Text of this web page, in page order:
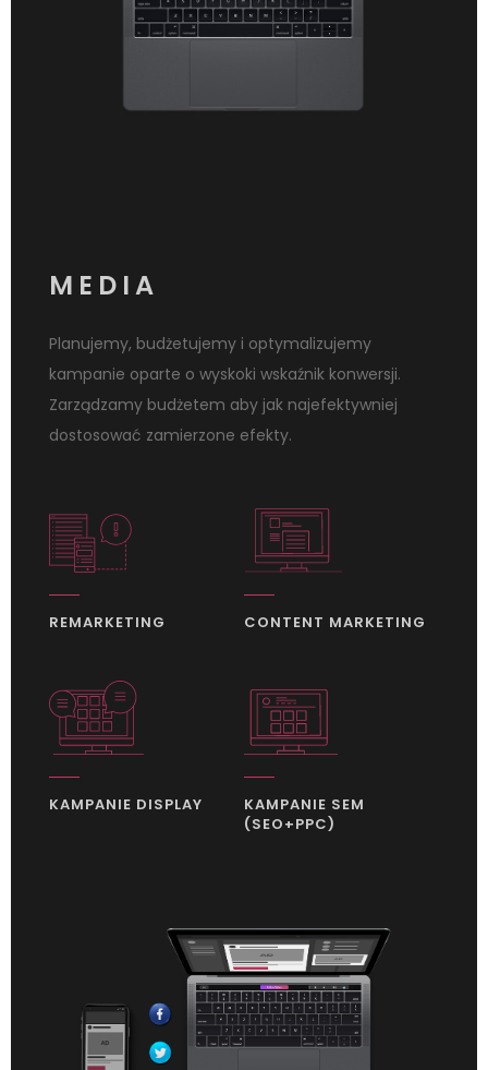
MEDIA
Planujemy, budżetujemy i optymalizujemy
kampanie oparte o wyskoki wskaźnik konwersji.
Zarządzamy budżetem aby jak najefektywniej
dostosować zamierzone efekty.
REMARKETING CONTENT MARKETING
KAMPANIE DISPLAY
KAMPANIE SEM
(SEO+PPC)